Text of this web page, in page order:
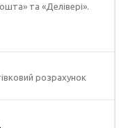
та «Делівері».
розрахунок